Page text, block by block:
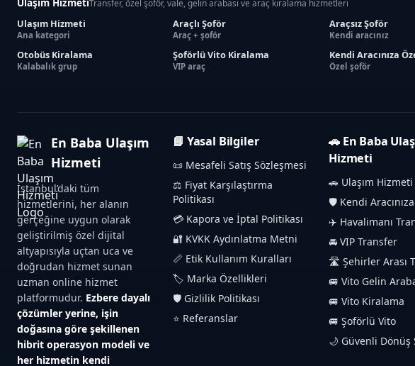
Ulaşım HizmetiTransfer, özel şoför, vale, gelin arabası ve araç kiralama hizmetleri
Ulaşım Hizmeti
Ana kategori
Araçlı Şoför
Araç + şoför
Araçsız Şoför
Kendi aracınız
Otobüs Kiralama
Kalabalık grup
Şoförlü Vito Kiralama
VIP araç
Kendi Aracınıza
Özel şoför
En Baba Ulaşım
Hizmeti
İstanbul’daki tüm
hizmetlerini, her alanın
gerçeğine uygun olarak
geliştirilmiş özel dijital
altyapısıyla uçtan uca ve
doğrudan hizmet sunan
uzman online hizmet
platformudur. Ezbere dayalı
çözümler yerine, işin
doğasına göre şekillenen
hibrit operasyon modeli ve
her hizmetin kendi
📘 Yasal Bilgiler
📜 Mesafeli Satış Sözleşmesi
⚖️ Fiyat Karşılaştırma
Politikası
💳 Kapora ve İptal Politikası
🔐 KVKK Aydınlatma Metni
📏 Etik Kullanım Kuralları
🏷️ Marka Özellikleri
🛡️ Gizlilik Politikası
⭐ Referanslar
🚗 En Baba
Hizmeti
🚗 Ulaşım Hizmeti
🛡️ Kendi
✈️ Havalimanı
🚘 VIP Transfer
🛣️ Şehirler Arası
🚐 Vito Gelin
🚐 Vito Kiralama
🚐 Şoförlü Vito
🌙 Güvenli Dönüş